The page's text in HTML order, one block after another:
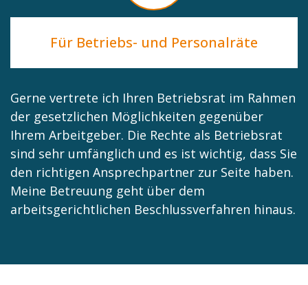
Für Betriebs- und Personalräte
Gerne vertrete ich Ihren Betriebsrat im Rahmen
der gesetzlichen Möglichkeiten gegenüber
Ihrem Arbeitgeber. Die Rechte als Betriebsrat
sind sehr umfänglich und es ist wichtig, dass Sie
den richtigen Ansprechpartner zur Seite haben.
Meine Betreuung geht über dem
arbeitsgerichtlichen Beschlussverfahren hinaus.